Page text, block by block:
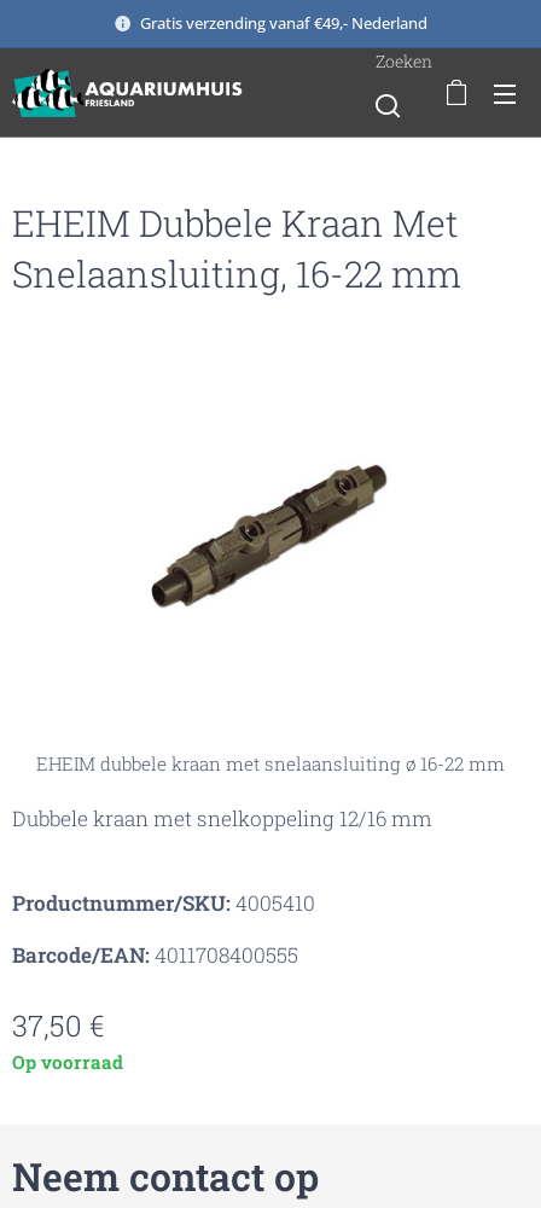
Gratis verzending vanaf €49,- Nederland
Zoeken
EHEIM Dubbele Kraan Met
Snelaansluiting, 16-22 mm
EHEIM dubbele kraan met snelaansluiting ø 16-22 mm
Dubbele kraan met snelkoppeling 12/16 mm
Productnummer/SKU:4005410
Barcode/EAN:4011708400555
37,50 €
Op voorraad
Neem contact op